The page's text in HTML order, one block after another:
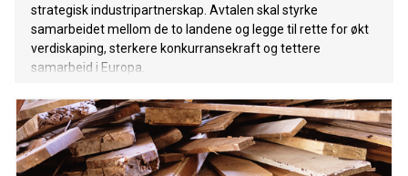
strategisk industripartnerskap. Avtalen skal styrke
samarbeidet mellom de to landene og legge til rette for økt
verdiskaping, sterkere konkurransekraft og tettere
samarbeid i Europa.